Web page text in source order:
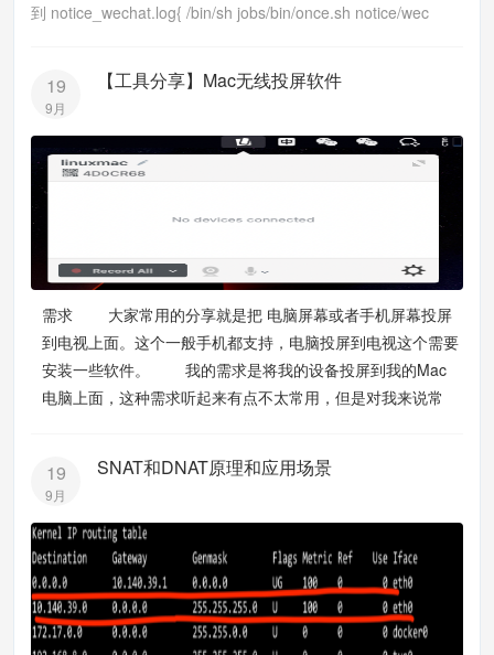
到 notice_wechat.log{ /bin/sh jobs/bin/once.sh notice/wec
19
9月
【工具分享】Mac无线投屏软件
需求 大家常用的分享就是把 电脑屏幕或者手机屏幕投屏
到电视上面。这个一般手机都支持，电脑投屏到电视这个需要
安装一些软件。 我的需求是将我的设备投屏到我的Mac
电脑上面，这种需求听起来有点不太常用，但是对我来说常
19
9月
SNAT和DNAT原理和应用场景